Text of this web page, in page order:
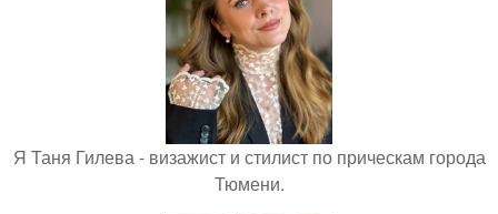
Я Таня Гилева - визажист и стилист по прическам города
Тюмени.